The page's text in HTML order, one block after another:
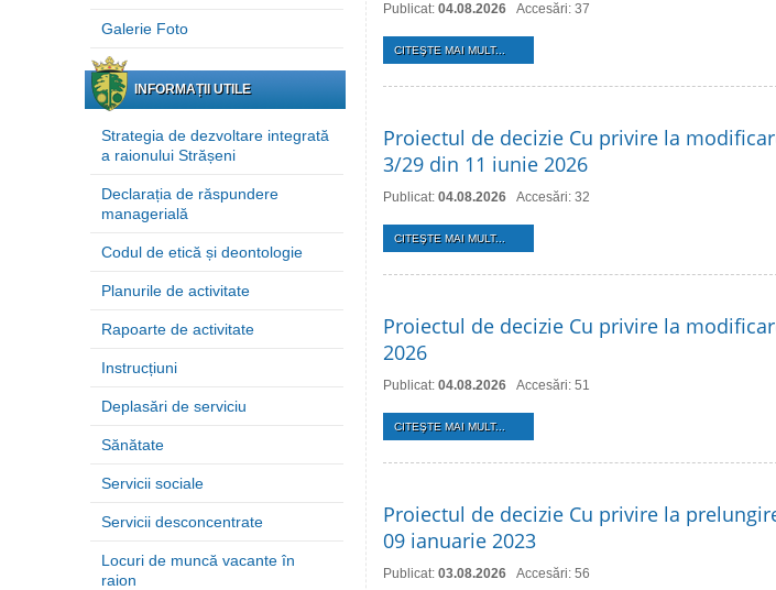
Galerie Foto
INFORMAȚII UTILE
Strategia de dezvoltare integrată
a raionului Strășeni
Declarația de răspundere
managerială
Codul de etică și deontologie
Planurile de activitate
Rapoarte de activitate
Instrucțiuni
Deplasări de serviciu
Sănătate
Servicii sociale
Servicii desconcentrate
Locuri de muncă vacante în
raion
Publicat: 04.08.2026 Accesări: 37
CITEŞTE MAI MULT...
Proiectul de decizie Cu privire la
3/29 din 11 iunie 2026
Publicat: 04.08.2026 Accesări: 32
CITEŞTE MAI MULT...
Proiectul de decizie Cu privire la
2026
Publicat: 04.08.2026 Accesări: 51
CITEŞTE MAI MULT...
Proiectul de decizie Cu privire la
09 ianuarie 2023
Publicat: 03.08.2026 Accesări: 56